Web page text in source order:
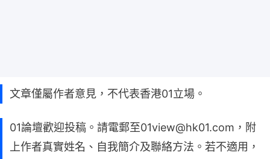
文章僅屬作者意見，不代表香港01立場。
01論壇歡迎投稿。請電郵至01view@hk01.com，附
上作者真實姓名、自我簡介及聯絡方法。若不適用，